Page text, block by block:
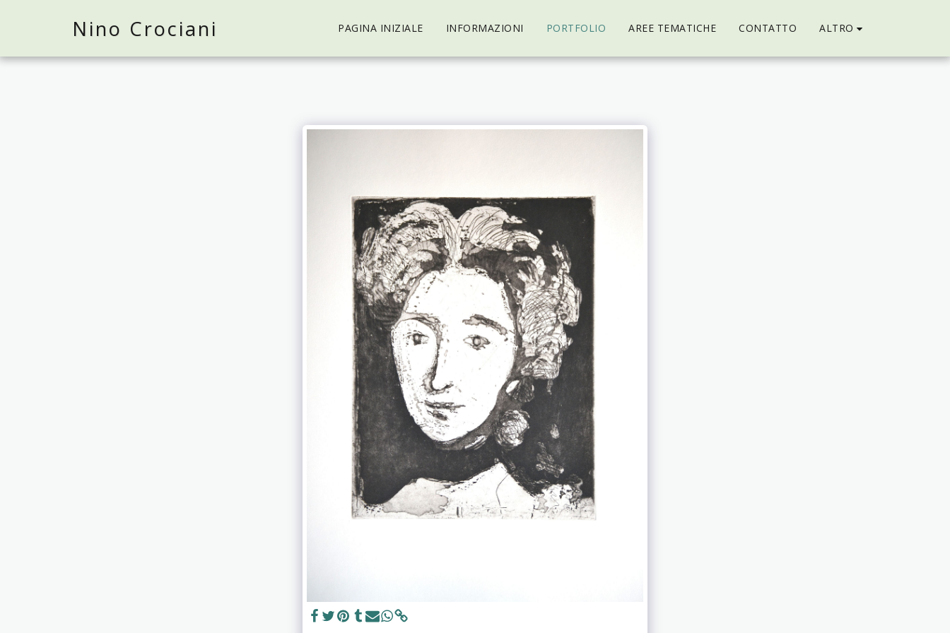
Nino Crociani PAGINA INIZIALE INFORMAZIONI PORTFOLIO AREE TEMATICHE CONTATTO ALTRO